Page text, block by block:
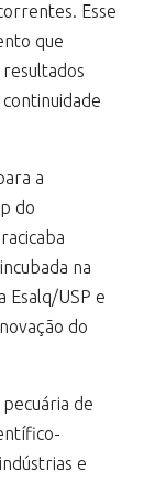
Esse
que
a
do
na
Esalq/USP e
do
de
e